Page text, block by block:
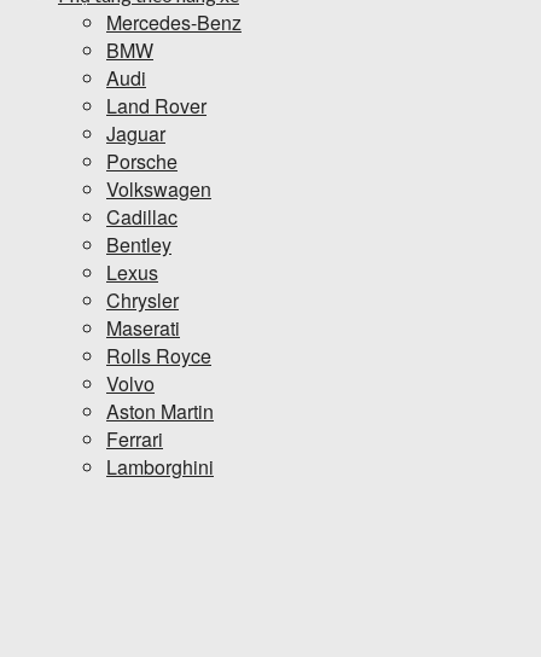
Mercedes-Benz
BMW
Audi
Land Rover
Jaguar
Porsche
Volkswagen
Cadillac
Bentley
Lexus
Chrysler
Maserati
Rolls Royce
Volvo
Aston Martin
Ferrari
Lamborghini